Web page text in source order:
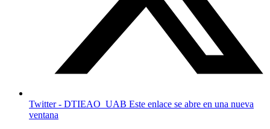
Twitter - DTIEAO_UAB Este enlace se abre en una nueva
ventana